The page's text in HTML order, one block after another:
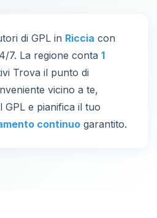
di GPL in Riccia con
7. La regione conta 1
Trova il punto di
vicino a te,
e pianifica il tuo
continuo garantito.